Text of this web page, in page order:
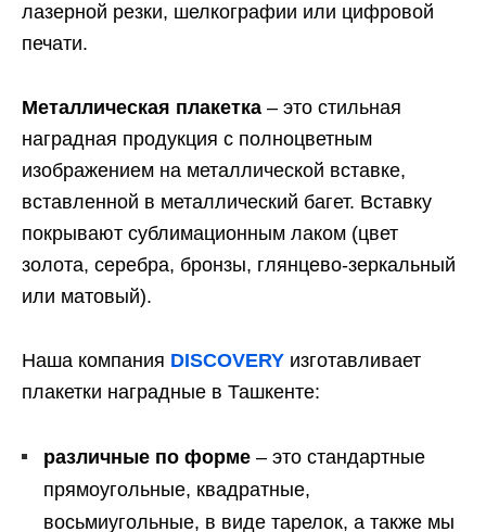
лазерной резки, шелкографии или цифровой
печати.
Металлическая плакетка – это стильная
наградная продукция с полноцветным
изображением на металлической вставке,
вставленной в металлический багет. Вставку
покрывают сублимационным лаком (цвет
золота, серебра, бронзы, глянцево-зеркальный
или матовый).
Наша компания DISCOVERY изготавливает
плакетки наградные в Ташкенте:
различные по форме – это стандартные
прямоугольные, квадратные,
восьмиугольные, в виде тарелок, а также мы